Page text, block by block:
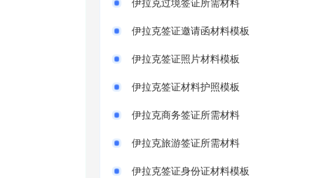
伊拉克签证邀请函材料模板
伊拉克签证照片材料模板
伊拉克签证材料护照模板
伊拉克商务签证所需材料
伊拉克旅游签证所需材料
伊拉克签证身份证材料模板